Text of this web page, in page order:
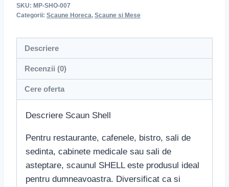
SKU: MP-SHO-007
Categorii: Scaune Horeca, Scaune si Mese
Descriere
Recenzii (0)
Cere oferta
Descriere Scaun Shell
Pentru restaurante, cafenele, bistro, sali de
sedinta, cabinete medicale sau sali de
asteptare, scaunul SHELL este produsul ideal
pentru dumneavoastra. Diversificat ca si